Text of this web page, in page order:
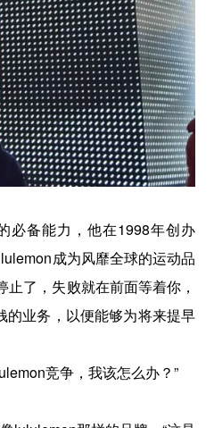
必备能力，他在1998年创办
成为风靡全球的运动品
了，失败就在前面等着你，
的业务，以便能够为将来提早
竞争，我该怎么办？”